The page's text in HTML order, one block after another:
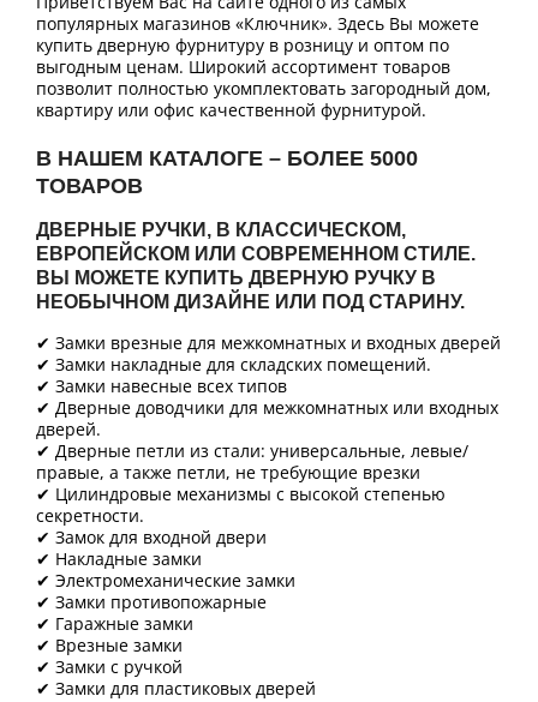
популярных магазинов «Ключник». Здесь Вы можете
купить дверную фурнитуру в розницу и оптом по
выгодным ценам. Широкий ассортимент товаров
позволит полностью укомплектовать загородный дом,
квартиру или офис качественной фурнитурой.
В НАШЕМ КАТАЛОГЕ – БОЛЕЕ 5000
ТОВАРОВ
ДВЕРНЫЕ РУЧКИ, В КЛАССИЧЕСКОМ,
ЕВРОПЕЙСКОМ ИЛИ СОВРЕМЕННОМ СТИЛЕ.
ВЫ МОЖЕТЕ КУПИТЬ ДВЕРНУЮ РУЧКУ В
НЕОБЫЧНОМ ДИЗАЙНЕ ИЛИ ПОД СТАРИНУ.
✔ Замки врезные для межкомнатных и входных дверей
✔ Замки накладные для складских помещений.
✔ Замки навесные всех типов
✔ Дверные доводчики для межкомнатных или входных
дверей.
✔ Дверные петли из стали: универсальные, левые/
правые, а также петли, не требующие врезки
✔ Цилиндровые механизмы с высокой степенью
секретности.
✔ Замок для входной двери
✔ Накладные замки
✔ Электромеханические замки
✔ Замки противопожарные
✔ Гаражные замки
✔ Врезные замки
✔ Замки с ручкой
✔ Замки для пластиковых дверей